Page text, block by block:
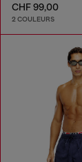
CHF 99,00
2 COULEURS